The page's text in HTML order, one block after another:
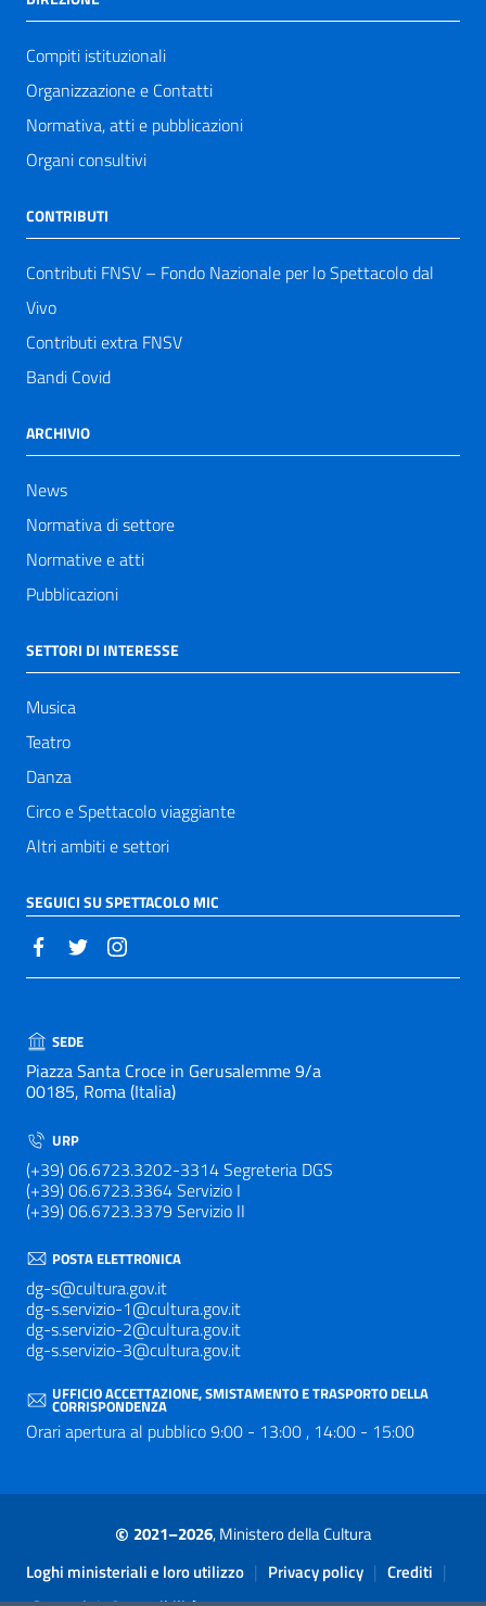
Compiti istituzionali
Organizzazione e Contatti
Normativa, atti e pubblicazioni
Organi consultivi
CONTRIBUTI
Contributi FNSV – Fondo Nazionale per lo Spettacolo dal
Vivo
Contributi extra FNSV
Bandi Covid
ARCHIVIO
News
Normativa di settore
Normative e atti
Pubblicazioni
SETTORI DI INTERESSE
Musica
Teatro
Danza
Circo e Spettacolo viaggiante
Altri ambiti e settori
SEGUICI SU SPETTACOLO MIC
SEDE
Piazza Santa Croce in Gerusalemme 9/a
00185, Roma (Italia)
URP
(+39) 06.6723.3202-3314 Segreteria DGS
(+39) 06.6723.3364 Servizio I
(+39) 06.6723.3379 Servizio II
POSTA ELETTRONICA
dg-s@cultura.gov.it
dg-s.servizio-1@cultura.gov.it
dg-s.servizio-2@cultura.gov.it
dg-s.servizio-3@cultura.gov.it
UFFICIO ACCETTAZIONE, SMISTAMENTO E TRASPORTO DELLA
CORRISPONDENZA
Orari apertura al pubblico 9:00 - 13:00 , 14:00 - 15:00
© 2021–2026, Ministero della Cultura
Sezione Link Utili
Loghi ministeriali e loro utilizzo | Privacy policy | Crediti |